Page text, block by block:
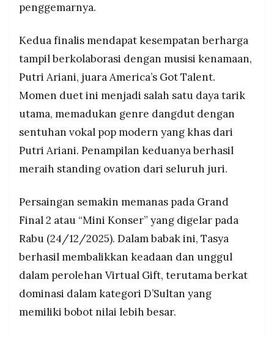
penggemarnya.
Kedua finalis mendapat kesempatan berharga
tampil berkolaborasi dengan musisi kenamaan,
Putri Ariani, juara America’s Got Talent.
Momen duet ini menjadi salah satu daya tarik
utama, memadukan genre dangdut dengan
sentuhan vokal pop modern yang khas dari
Putri Ariani. Penampilan keduanya berhasil
meraih standing ovation dari seluruh juri.
Persaingan semakin memanas pada Grand
Final 2 atau “Mini Konser” yang digelar pada
Rabu (24/12/2025). Dalam babak ini, Tasya
berhasil membalikkan keadaan dan unggul
dalam perolehan Virtual Gift, terutama berkat
dominasi dalam kategori D’Sultan yang
memiliki bobot nilai lebih besar.